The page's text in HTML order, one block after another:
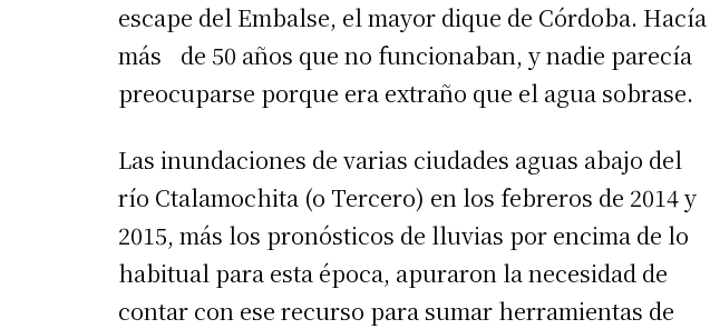
escape del Embalse, el mayor dique de Córdoba. Hacía
más de 50 años que no funcionaban, y nadie parecía
preocuparse porque era extraño que el agua sobrase.
Las inundaciones de varias ciudades aguas abajo del
río Ctalamochita (o Tercero) en los febreros de 2014 y
2015, más los pronósticos de lluvias por encima de lo
habitual para esta época, apuraron la necesidad de
contar con ese recurso para sumar herramientas de